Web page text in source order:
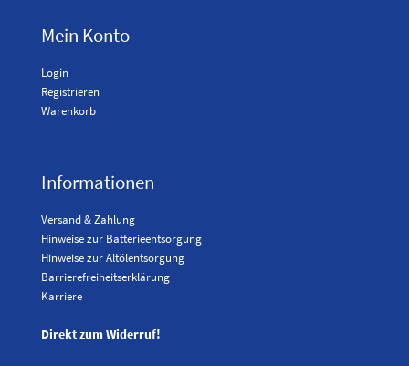
Mein Konto
Login
Registrieren
Warenkorb
Informationen
Versand & Zahlung
Hinweise zur Batterieentsorgung
Hinweise zur Altölentsorgung
Barrierefreiheitserklärung
Karriere
Direkt zum Widerruf!